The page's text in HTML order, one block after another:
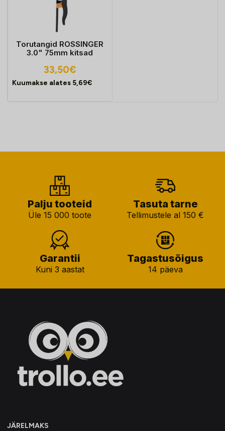
Torutangid ROSSINGER
3.0" 75mm kitsad
33,50€
Kuumakse alates 5,69€
Palju tooteid
Üle 15 000 toote
Tasuta tarne
Tellimustele al 150 €
Garantii
Kuni 3 aastat
Tagastusõigus
14 päeva
JÄRELMAKS